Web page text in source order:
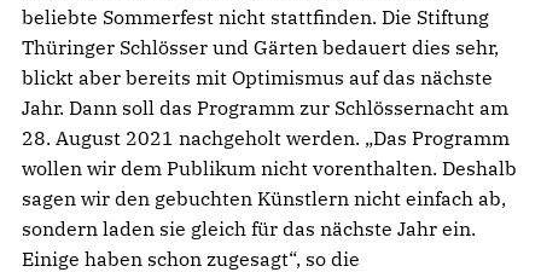
beliebte Sommerfest nicht stattfinden. Die Stiftung
Thüringer Schlösser und Gärten bedauert dies sehr,
blickt aber bereits mit Optimismus auf das nächste
Jahr. Dann soll das Programm zur Schlössernacht am
28. August 2021 nachgeholt werden. „Das Programm
wollen wir dem Publikum nicht vorenthalten. Deshalb
sagen wir den gebuchten Künstlern nicht einfach ab,
sondern laden sie gleich für das nächste Jahr ein.
Einige haben schon zugesagt“, so die